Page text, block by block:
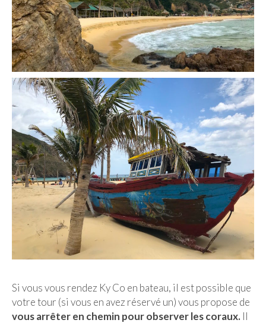
Si vous vous rendez Ky Co en bateau, il est possible que
votre tour (si vous en avez réservé un) vous propose de
vous arrêter en chemin pour observer les coraux. Il